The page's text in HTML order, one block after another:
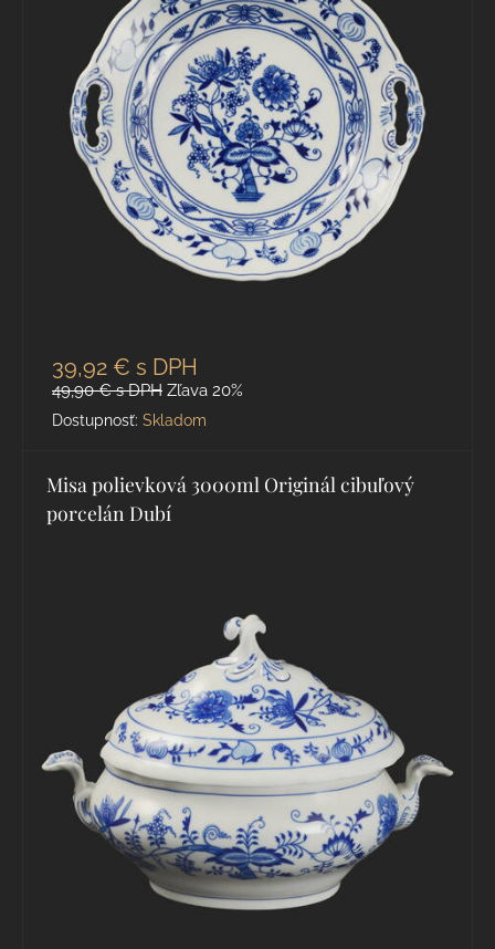
39,92 € s DPH
49,90 €s DPH Zľava 20%
Dostupnosť: Skladom
Misa polievková 3000ml Originál cibuľový
porcelán Dubí